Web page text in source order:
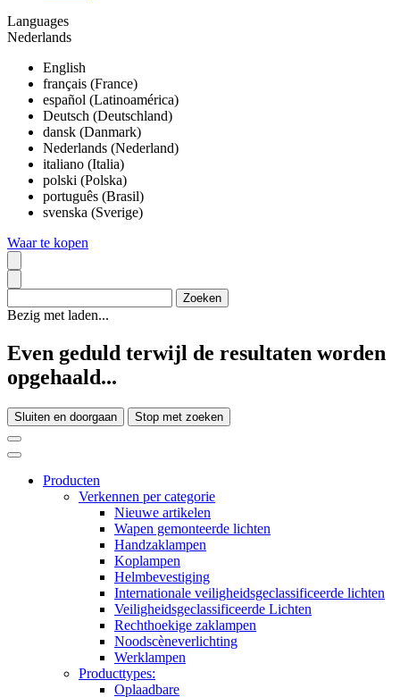
Languages
Nederlands
English
français (France)
español (Latinoamérica)
Deutsch (Deutschland)
dansk (Danmark)
Nederlands (Nederland)
italiano (Italia)
polski (Polska)
português (Brasil)
svenska (Sverige)
Waar te kopen
Bezig met laden...
Even geduld terwijl de resultaten worden
opgehaald...
Sluiten en doorgaan Stop met zoeken
Producten
Verkennen per categorie
Nieuwe artikelen
Wapen gemonteerde lichten
Handzaklampen
Koplampen
Helmbevestiging
Internationale veiligheidsgeclassificeerde lichten
Veiligheidsgeclassificeerde Lichten
Rechthoekige zaklampen
Noodscèneverlichting
Werklampen
Producttypes:
Oplaadbare